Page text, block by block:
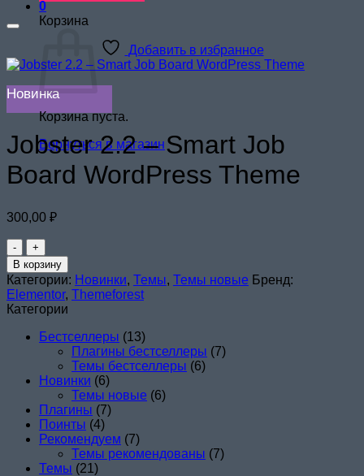
0
Корзина
Корзина пуста.
Вернуться в магазин
Добавить в избранное
Новинка
Jobster 2.2 – Smart Job
Board WordPress Theme
300,00 ₽
Количество
товара
Jobster
2.2
–
Smart
Job
Board
WordPress
Theme
В корзину
Категории: Новинки, Темы, Темы новые Бренд:
Elementor, Themeforest
Категории
Бестселлеры (13)
Плагины бестселлеры (7)
Темы бестселлеры (6)
Новинки (6)
Темы новые (6)
Плагины (7)
Поинты (4)
Рекомендуем (7)
Темы рекомендованы (7)
Темы (21)